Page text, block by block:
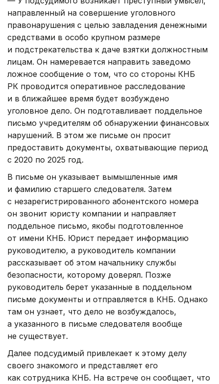
направленный на совершение уголовного
правонарушения с целью завладения денежными
средствами в особо крупном размере
и подстрекательства к даче взятки должностным
лицам. Он намеревается направить заведомо
ложное сообщение о том, что со стороны КНБ
РК проводится оперативное расследование
и в ближайшее время будет возбуждено
уголовное дело. Он подготавливает поддельное
письмо учредителям об обнаружении финансовых
нарушений. В этом же письме он просит
предоставить документы, охватывающие период
с 2020 по 2025 год.
В письме он указывает вымышленные имя
и фамилию старшего следователя. Затем
с незарегистрированного абонентского номера
он звонит юристу компании и направляет
поддельное письмо, якобы подготовленное
от имени КНБ. Юрист передает информацию
руководителю, а руководитель компании
рассказывает об этом начальнику службы
безопасности, которому доверял. Позже
руководитель берет указанные в поддельном
письме документы и отправляется в КНБ. Однако
там он узнает, что дело не возбуждалось,
а указанного в письме следователя вообще
не существует.
Далее подсудимый привлекает к этому делу
своего знакомого и представляет его
как сотрудника КНБ. На встрече он сообщает, что